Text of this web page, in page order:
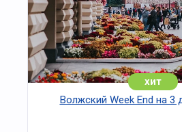
хит
Волжский Week End на 3